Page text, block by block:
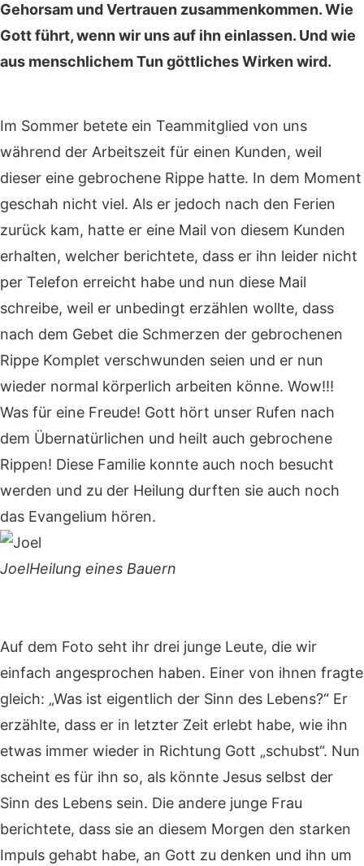
Gehorsam und Vertrauen zusammenkommen. Wie
Gott führt, wenn wir uns auf ihn einlassen. Und wie
aus menschlichem Tun göttliches Wirken wird.
Im Sommer betete ein Teammitglied von uns
während der Arbeitszeit für einen Kunden, weil
dieser eine gebrochene Rippe hatte. In dem Moment
geschah nicht viel. Als er jedoch nach den Ferien
zurück kam, hatte er eine Mail von diesem Kunden
erhalten, welcher berichtete, dass er ihn leider nicht
per Telefon erreicht habe und nun diese Mail
schreibe, weil er unbedingt erzählen wollte, dass
nach dem Gebet die Schmerzen der gebrochenen
Rippe Komplet verschwunden seien und er nun
wieder normal körperlich arbeiten könne. Wow!!!
Was für eine Freude! Gott hört unser Rufen nach
dem Übernatürlichen und heilt auch gebrochene
Rippen! Diese Familie konnte auch noch besucht
werden und zu der Heilung durften sie auch noch
das Evangelium hören.
JoelHeilung eines Bauern
Auf dem Foto seht ihr drei junge Leute, die wir
einfach angesprochen haben. Einer von ihnen fragte
gleich: „Was ist eigentlich der Sinn des Lebens?“ Er
erzählte, dass er in letzter Zeit erlebt habe, wie ihn
etwas immer wieder in Richtung Gott „schubst“. Nun
scheint es für ihn so, als könnte Jesus selbst der
Sinn des Lebens sein. Die andere junge Frau
berichtete, dass sie an diesem Morgen den starken
Impuls gehabt habe, an Gott zu denken und ihn um